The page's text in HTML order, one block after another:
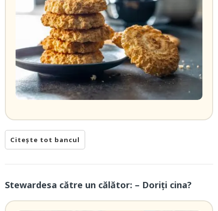
Citește tot bancul
Stewardesa către un călător: – Doriți cina?